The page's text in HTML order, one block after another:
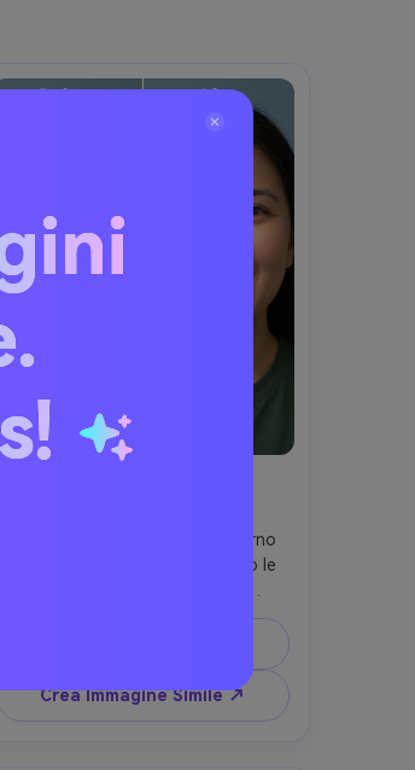
Uniforma la decolorazione intorno
all’apparecchio sbiancando solo le
mantenendo volto e acconciatura
preservando i dettagli dei brackets
metallici e l’illuminazione originale,
non cambiare labbra o tonalità della
Crea Immagine Simile ↗